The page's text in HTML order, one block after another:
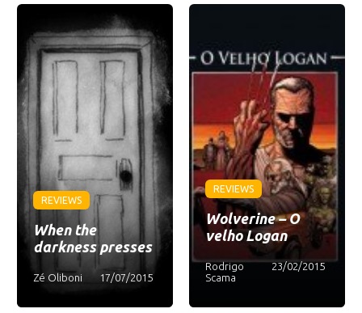
REVIEWS
When the
darkness presses
Zé Oliboni 17/07/2015
REVIEWS
Wolverine – O
velho Logan
Rodrigo
Scama
23/02/2015